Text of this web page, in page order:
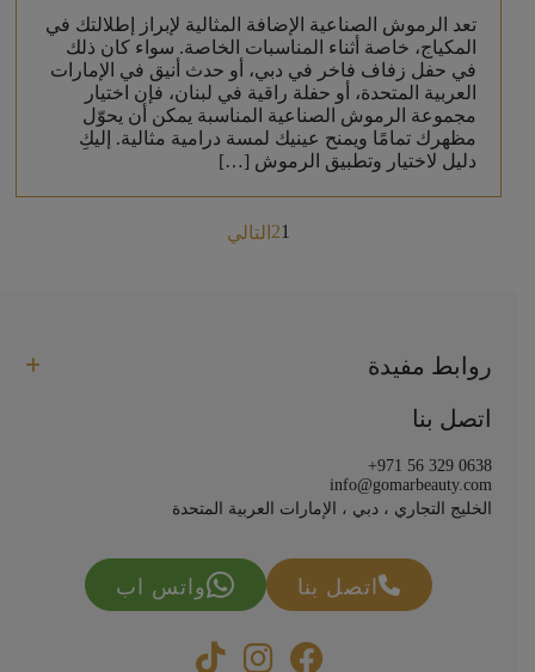
تعد الرموش الصناعية الإضافة المثالية لإبراز إطلالتك في
المكياج، خاصة أثناء المناسبات الخاصة. سواء كان ذلك
في حفل زفاف فاخر في دبي، أو حدث أنيق في الإمارات
العربية المتحدة، أو حفلة راقية في لبنان، فإن اختيار
مجموعة الرموش الصناعية المناسبة يمكن أن يحوّل
مظهرك تمامًا ويمنح عينيك لمسة درامية مثالية. إليكِ
دليل لاختيار وتطبيق الرموش […]
Posts
1
2 التالي
روابط مفيدة
اتصل بنا
+971 56 329 0638
info@gomarbeauty.com
الخليج التجاري ، دبي ، الإمارات العربية المتحدة
اتصل بنا واتس اب